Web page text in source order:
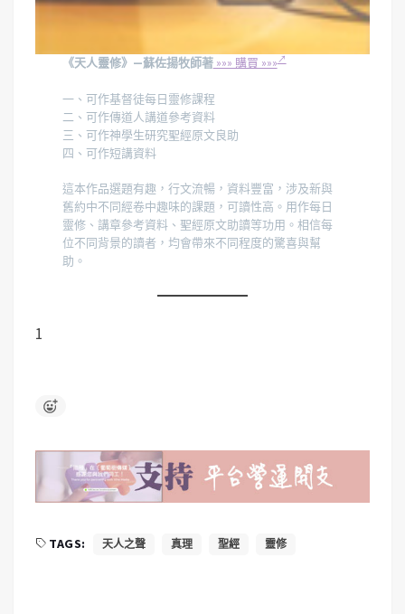
《天人靈修》—蘇佐揚牧師著»»» 購買 »»»
一、可作基督徒每日靈修課程
二、可作傳道人講道參考資料
三、可作神學生研究聖經原文良助
四、可作短講資料
這本作品選題有趣，行文流暢，資料豐富，涉及新與
舊約中不同經卷中趣味的課題，可讀性高。用作每日
靈修、講章參考資料、聖經原文助讀等功用。相信每
位不同背景的讀者，均會帶來不同程度的驚喜與幫
助。
1
TAGS: 天人之聲 真理 聖經 靈修